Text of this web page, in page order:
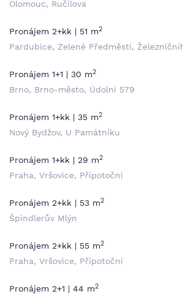
Olomouc, Ručilova
Pronájem 2+kk | 51 m2
Pardubice, Zelené Předměstí,
Pronájem 1+1 | 30 m2
Brno, Brno-město, Údolní 579
Pronájem 1+kk | 35 m2
Nový Bydžov, U Památníku
Pronájem 1+kk | 29 m2
Praha, Vršovice, Přípotoční
Pronájem 2+kk | 53 m2
Špindlerův Mlýn
Pronájem 2+kk | 55 m2
Praha, Vršovice, Přípotoční
Pronájem 2+1 | 44 m2